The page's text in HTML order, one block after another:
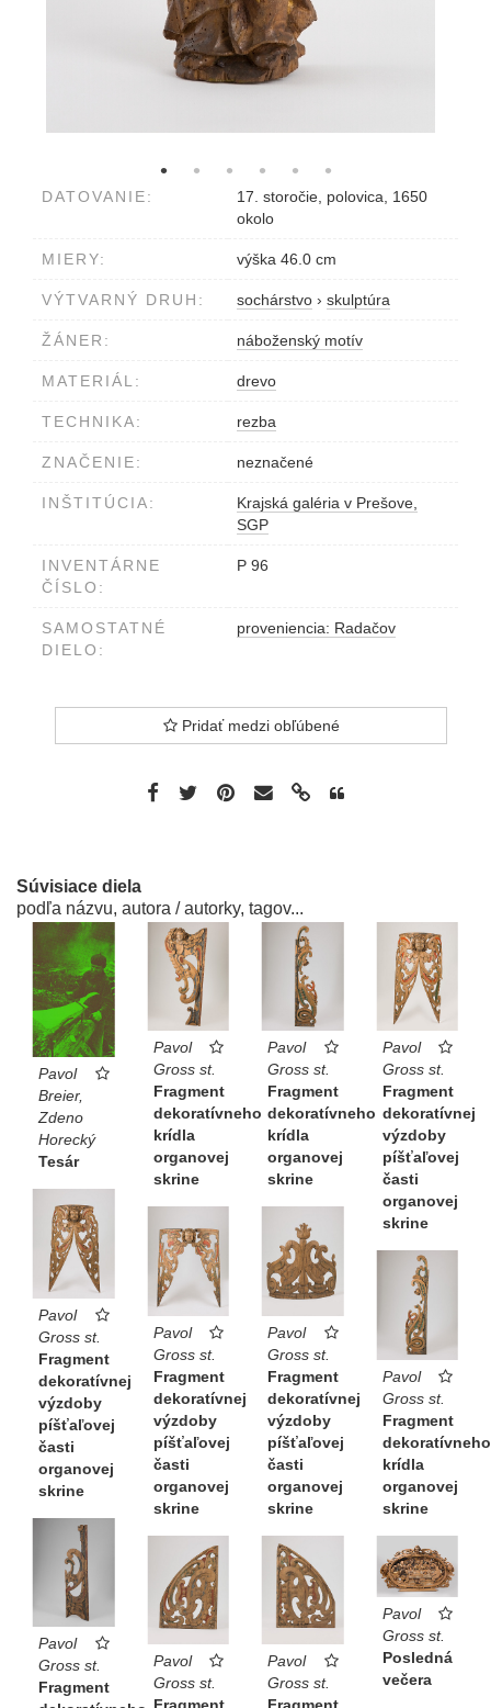
DATOVANIE:
17. storočie, polovica, 1650
okolo
MIERY: výška 46.0 cm
VÝTVARNÝ DRUH: sochárstvo › skulptúra
ŽÁNER: náboženský motív
MATERIÁL: drevo
TECHNIKA: rezba
ZNAČENIE: neznačené
INŠTITÚCIA:
Krajská galéria v Prešove,
SGP
INVENTÁRNE
ČÍSLO:
P 96
SAMOSTATNÉ
DIELO:
proveniencia: Radačov
Pridať medzi obľúbené
Súvisiace diela
podľa názvu, autora / autorky, tagov...
Pavol
Breier,
Zdeno
Horecký
Tesár
Pavol
Gross st.
Fragment
dekoratívneho
krídla
organovej
skrine
Pavol
Gross st.
Fragment
dekoratívneho
krídla
organovej
skrine
Pavol
Gross st.
Fragment
dekoratívnej
výzdoby
píšťaľovej
časti
organovej
skrine
Pavol
Gross st.
Fragment
dekoratívnej
výzdoby
píšťaľovej
časti
organovej
skrine
Pavol
Gross st.
Fragment
dekoratívnej
výzdoby
píšťaľovej
časti
organovej
skrine
Pavol
Gross st.
Fragment
dekoratívnej
výzdoby
píšťaľovej
časti
organovej
skrine
Pavol
Gross st.
Fragment
dekoratívneho
krídla
organovej
skrine
Pavol
Gross st.
Fragment
Pavol
Gross st.
Pavol
Gross st.
Pavol
Gross st.
Posledná
večera